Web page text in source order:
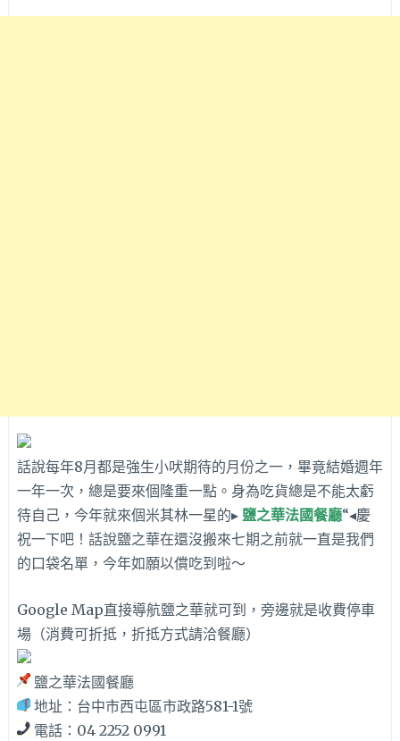
話說每年8月都是強生小吠期待的月份之一，畢竟結婚週年
一年一次，總是要來個隆重一點。身為吃貨總是不能太虧
待自己，今年就來個米其林一星的▸ 鹽之華法國餐廳“◂慶
祝一下吧！話說鹽之華在還沒搬來七期之前就一直是我們
的口袋名單，今年如願以償吃到啦～
Google Map直接導航鹽之華就可到，旁邊就是收費停車
場（消費可折抵，折抵方式請洽餐廳）
鹽之華法國餐廳
地址：台中市西屯區市政路581-1號
電話：04 2252 0991